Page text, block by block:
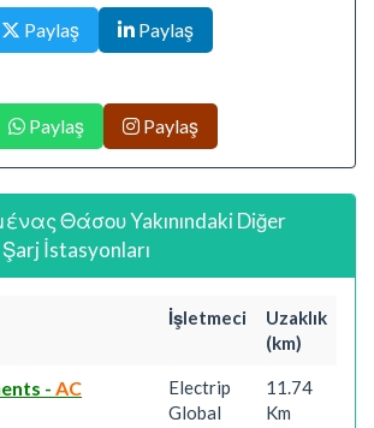
Paylaş Paylaş
Paylaş Paylaş
Θάσου Yakınındaki Diğer
İstasyonları
İşletmeci
Uzaklık
(km)
- AC
Electrip
Global
11.74
Km